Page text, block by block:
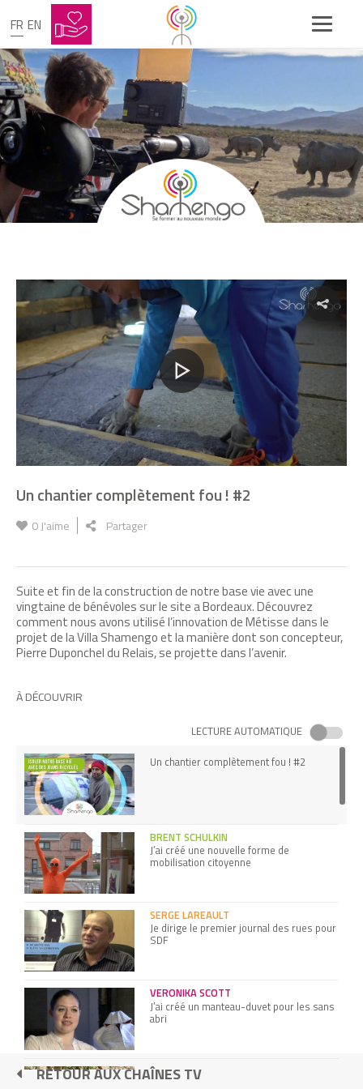
FR EN
Un chantier complètement fou ! #2
0J'aime Partager
Suite et fin de la construction de notre base vie avec une
vingtaine de bénévoles sur le site a Bordeaux. Découvrez
comment nous avons utilisé l’innovation de Métisse dans le
projet de la Villa Shamengo et la manière dont son concepteur,
Pierre Duponchel du Relais, se projette dans l’avenir.
À DÉCOUVRIR
LECTURE AUTOMATIQUE
Un chantier complètement fou ! #2
BRENT SCHULKIN
J’ai créé une nouvelle forme de
mobilisation citoyenne
SERGE LAREAULT
Je dirige le premier journal des rues pour
SDF
VERONIKA SCOTT
J’ai créé un manteau-duvet pour les sans
abri
Témoignage de David (promo Blairoo)
RETOUR AUX CHAÎNES TV